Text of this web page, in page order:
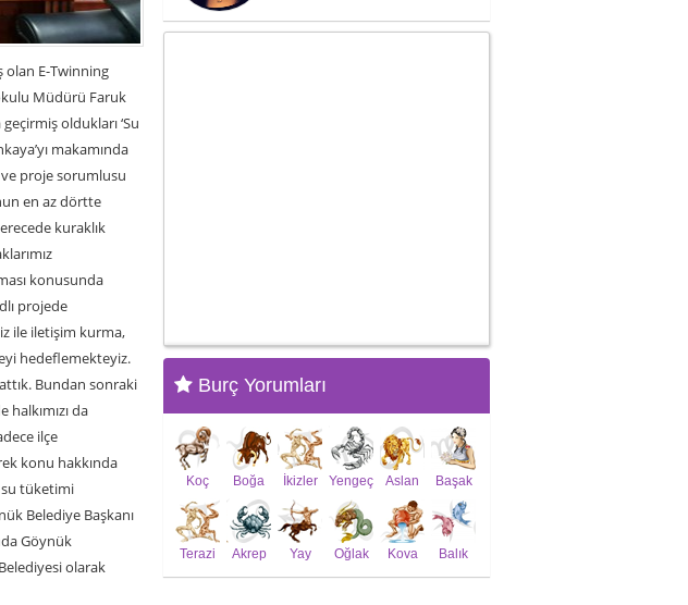
olan E-Twinning
Müdürü Faruk
oldukları ‘Su
makamında
proje sorumlusu
en az dörtte
kuraklık
konusunda
projede
ile iletişim kurma,
hedeflemekteyiz.
Bundan sonraki
da
ilçe
konu hakkında
su tüketimi
Belediye Başkanı
Göynük
olarak
Burç Yorumları
Koç Boğa İkizler Yengeç Aslan Başak
Terazi Akrep Yay Oğlak Kova Balık